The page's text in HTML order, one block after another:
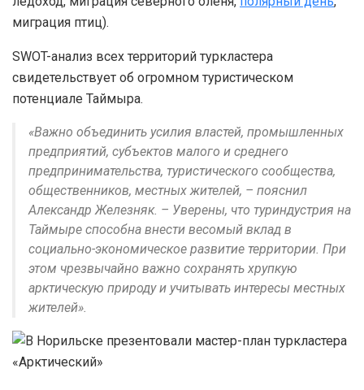
миграция птиц).
SWOT-анализ всех территорий туркластера
свидетельствует об огромном туристическом
потенциале Таймыра.
«Важно объединить усилия властей, промышленных
предприятий, субъектов малого и среднего
предпринимательства, туристического сообщества,
общественников, местных жителей, – пояснил
Александр Железняк. – Уверены, что туриндустрия на
Таймыре способна внести весомый вклад в
социально-экономическое развитие территории. При
этом чрезвычайно важно сохранять хрупкую
арктическую природу и учитывать интересы местных
жителей».